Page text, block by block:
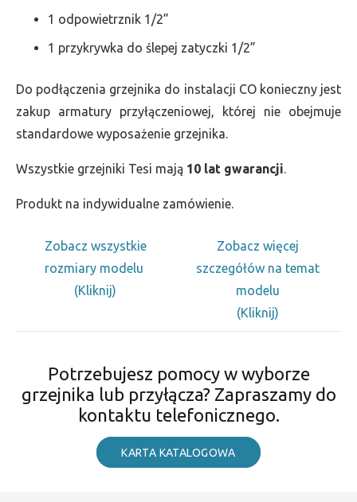
1 odpowietrznik 1/2”
1 przykrywka do ślepej zatyczki 1/2”
Do podłączenia grzejnika do instalacji CO konieczny jest
zakup armatury przyłączeniowej, której nie obejmuje
standardowe wyposażenie grzejnika.
Wszystkie grzejniki Tesi mają 10 lat gwarancji.
Produkt na indywidualne zamówienie.
Zobacz wszystkie
rozmiary modelu
(Kliknij)
Zobacz więcej
szczegółów na temat
modelu
(Kliknij)
Potrzebujesz pomocy w wyborze
grzejnika lub przyłącza? Zapraszamy do
kontaktu telefonicznego.
KARTA KATALOGOWA